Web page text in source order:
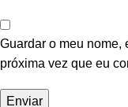
Guardar o meu nome,
próxima vez que eu